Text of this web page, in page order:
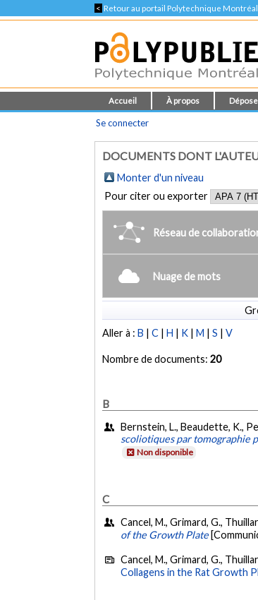
< Retour au portail Polytechnique Montréal
Accueil À propos
Se connecter
DOCUMENTS DONT
Monter d'un niveau
Pour citer ou exporter
Réseau de
Nuage de mots
Aller à :B |C |H | K |M |S |V
Nombre de documents:20
B
Bernstein, L., Beaudette, K.,
scoliotiques par tomographie
Non disponible
C
Cancel, M., Grimard, G.,
of the Growth Plate
Cancel, M., Grimard, G.,
Collagens in the Rat Growth